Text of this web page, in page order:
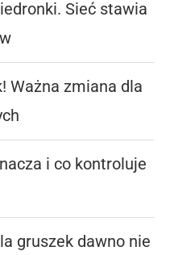
Sieć stawia
Ważna zmiana dla
i co kontroluje
gruszek dawno nie